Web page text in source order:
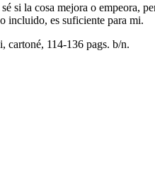
si la cosa mejora o empeora,
incluido, es suficiente para mi.
cartoné, 114-136 pags. b/n.